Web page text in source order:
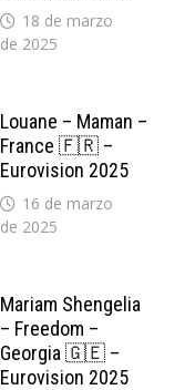
18 de marzo
de 2025
Louane – Maman –
France 🇫🇷 –
Eurovision 2025
16 de marzo
de 2025
Mariam Shengelia
– Freedom –
Georgia 🇬🇪 –
Eurovision 2025